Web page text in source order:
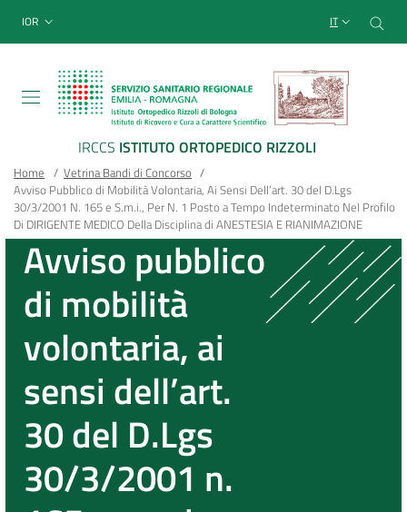
Sito Web Istituto
menu top-bar
IOR IT
IRCCS ISTITUTO ORTOPEDICO RIZZOLI
Main container
Briciole
di
pane
Home / Vetrina Bandi di Concorso /
Avviso Pubblico di Mobilità Volontaria, Ai Sensi Dell’art. 30 del D.Lgs
30/3/2001 N. 165 e S.m.i., Per N. 1 Posto a Tempo Indeterminato Nel Profilo
Di DIRIGENTE MEDICO Della Disciplina di ANESTESIA E RIANIMAZIONE
Avviso pubblico
di mobilità
volontaria, ai
sensi dell’art.
30 del D.Lgs
30/3/2001 n.